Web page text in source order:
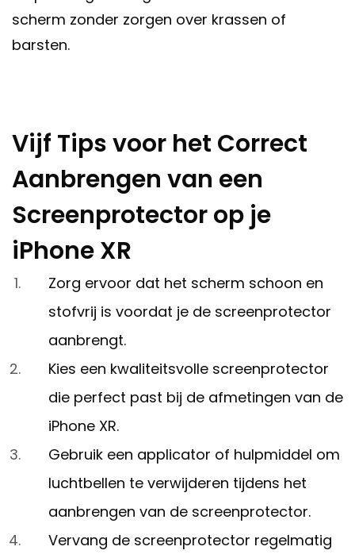
scherm zonder zorgen over krassen of
barsten.
Vijf Tips voor het Correct
Aanbrengen van een
Screenprotector op je
iPhone XR
Zorg ervoor dat het scherm schoon en
stofvrij is voordat je de screenprotector
aanbrengt.
Kies een kwaliteitsvolle screenprotector
die perfect past bij de afmetingen van de
iPhone XR.
Gebruik een applicator of hulpmiddel om
luchtbellen te verwijderen tijdens het
aanbrengen van de screenprotector.
Vervang de screenprotector regelmatig